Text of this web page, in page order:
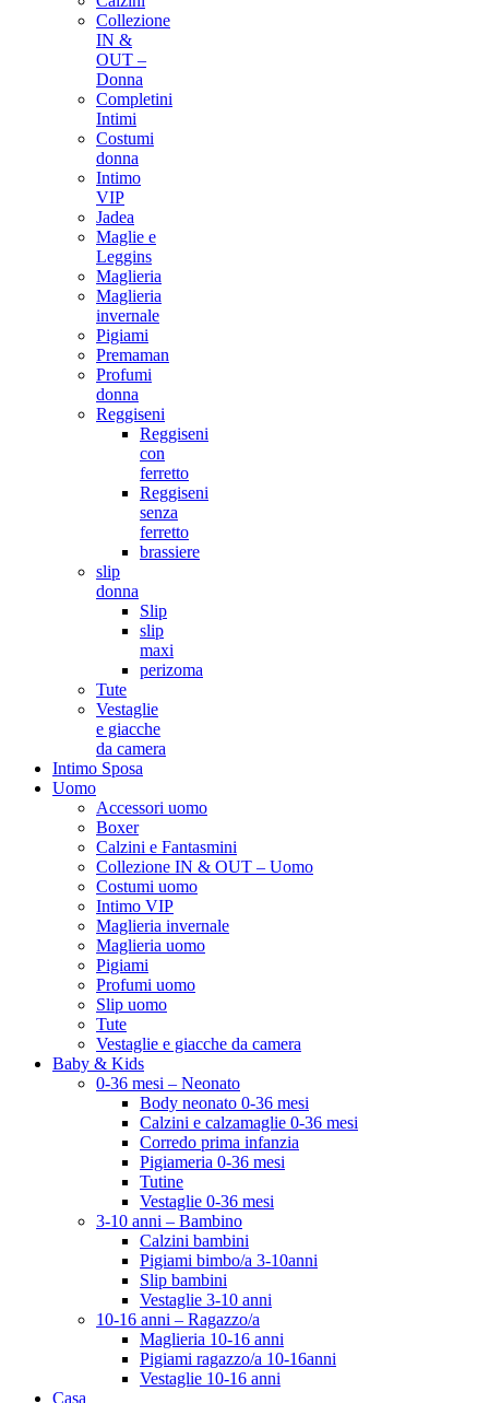
Collezione
IN &
OUT –
Donna
Completini
Intimi
Costumi
donna
Intimo
VIP
Jadea
Maglie e
Leggins
Maglieria
Maglieria
invernale
Pigiami
Premaman
Profumi
donna
Reggiseni
Reggiseni
con
ferretto
Reggiseni
senza
ferretto
brassiere
slip
donna
Slip
slip
maxi
perizoma
Tute
Vestaglie
e giacche
da camera
Intimo Sposa
Uomo
Accessori uomo
Boxer
Calzini e Fantasmini
Collezione IN & OUT – Uomo
Costumi uomo
Intimo VIP
Maglieria invernale
Maglieria uomo
Pigiami
Profumi uomo
Slip uomo
Tute
Vestaglie e giacche da camera
Baby & Kids
0-36 mesi – Neonato
Body neonato 0-36 mesi
Calzini e calzamaglie 0-36 mesi
Corredo prima infanzia
Pigiameria 0-36 mesi
Tutine
Vestaglie 0-36 mesi
3-10 anni – Bambino
Calzini bambini
Pigiami bimbo/a 3-10anni
Slip bambini
Vestaglie 3-10 anni
10-16 anni – Ragazzo/a
Maglieria 10-16 anni
Pigiami ragazzo/a 10-16anni
Vestaglie 10-16 anni
Casa